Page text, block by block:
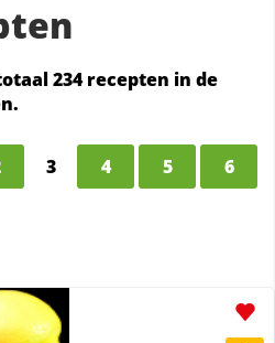
234 recepten in de
3 4 5 6